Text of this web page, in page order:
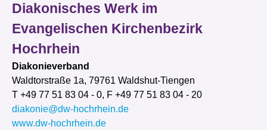
Diakonisches Werk im
Evangelischen Kirchenbezirk
Hochrhein
Diakonieverband
Waldtorstraße 1a, 79761 Waldshut-Tiengen
T +49 77 51 83 04 - 0, F +49 77 51 83 04 - 20
diakonie@dw-hochrhein.de
www.dw-hochrhein.de